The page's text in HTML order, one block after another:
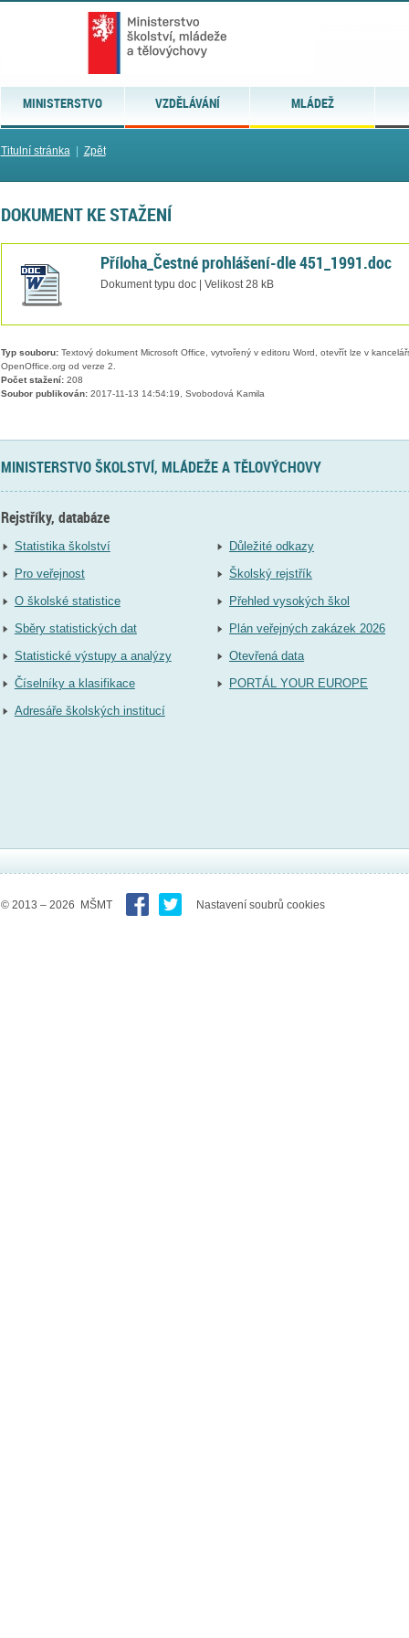
MINISTERSTVO VZDĚLÁVÁNÍ MLÁDEŽ
Titulní stránka| Zpět
DOKUMENT KE STAŽENÍ
Příloha_Čestné prohlášení-dle 451_1991.doc
Dokument typu doc | Velikost 28 kB
Typ souboru:Textový dokument Microsoft Office, vytvořený v editoru Word, otevřít lze v
OpenOffice.org od verze 2.
Počet stažení:208
Soubor publikován:2017-11-13 14:54:19, Svobodová Kamila
MINISTERSTVO ŠKOLSTVÍ, MLÁDEŽE A TĚLOVÝCHOVY
Rejstříky, databáze
Statistika školství
Pro veřejnost
O školské statistice
Sběry statistických dat
Statistické výstupy a analýzy
Číselníky a klasifikace
Adresáře školských institucí
Důležité odkazy
Školský rejstřík
Přehled vysokých škol
Plán veřejných zakázek 2026
Otevřená data
PORTÁL YOUR EUROPE
© 2013 – 2026 MŠMT Nastavení soubrů cookies